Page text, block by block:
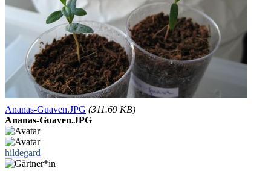
Ananas-Guaven.JPG (311.69 KB)
Ananas-Guaven.JPG
hildegard